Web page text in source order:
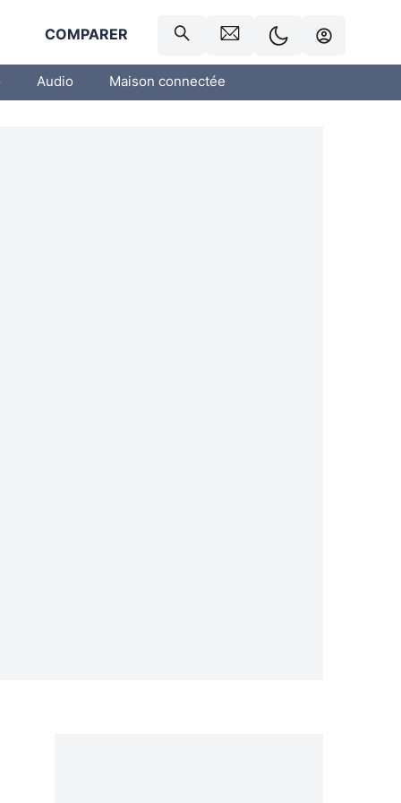
COMPARER
Audio Maison connectée